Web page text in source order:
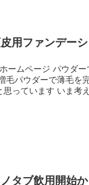
用ファンデー
ーでは薄毛はばれる ナチュラーと比較したほかの増毛パウダーを探していま
いと思ってい
ノタブ飲用開始